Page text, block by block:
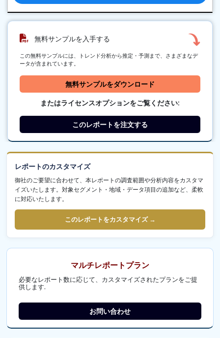
無料サンプルを入手する
この無料サンプルには、トレンド分析から推定・予測まで、さまざまなデ
ータが含まれています。
無料サンプルをダウンロード
またはライセンスオプションをご覧ください:
このレポートを注文する
レポートのカスタマイズ
御社のご要望に合わせて、本レポートの調査範囲や分析内容をカスタマ
イズいたします。対象セグメント・地域・データ項目の追加など、柔軟
に対応いたします。
このレポートをカスタマイズ →
マルチレポートプラン
必要なレポート数に応じて、カスタマイズされたプランをご提
供します.
お問い合わせ